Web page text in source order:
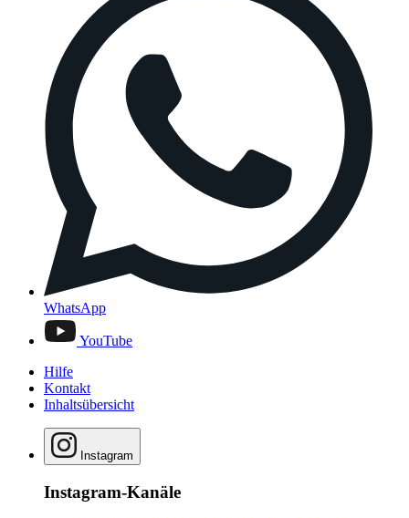
WhatsApp
YouTube
Hilfe
Kontakt
Inhaltsübersicht
Instagram
Instagram-Kanäle